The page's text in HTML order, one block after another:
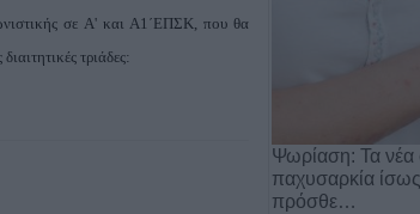
σε Α' και Α1΄ΕΠΣΚ, που θα
τριάδες:
Ψωρίαση: Τα νέα
παχυσαρκία
πρόσθε…